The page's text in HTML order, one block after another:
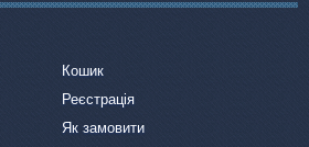
Кошик
Реєстрація
Як замовити